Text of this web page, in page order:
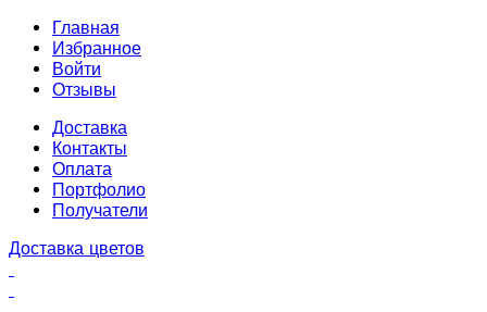
Главная
Избранное
Войти
Отзывы
Доставка
Контакты
Оплата
Портфолио
Получатели
Доставка цветов